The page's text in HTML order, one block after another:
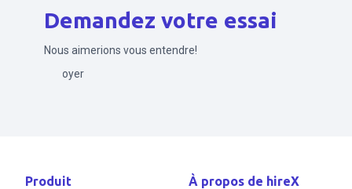
Demandez votre essai
Nous aimerions vous entendre!
Envoyer
Produit À propos de hireX